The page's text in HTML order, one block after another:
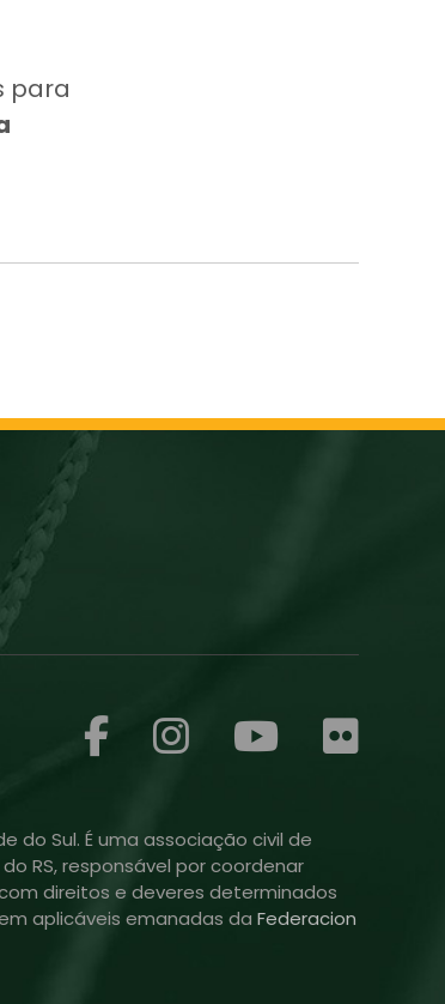
para
do Sul. É uma associação civil de
RS, responsável por coordenar
direitos e deveres determinados
aplicáveis emanadas da Federacion